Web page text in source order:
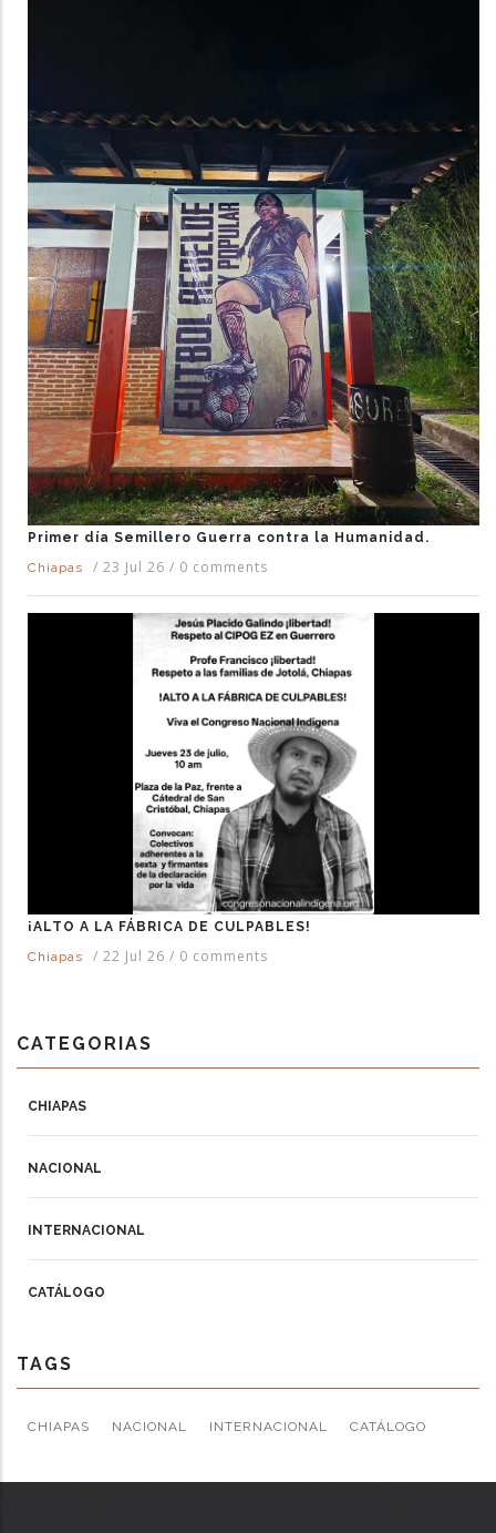
Primer día Semillero Guerra contra la Humanidad.
Chiapas
/ 23 Jul 26 / 0 comments
¡ALTO A LA FÁBRICA DE CULPABLES!
Chiapas
/ 22 Jul 26 / 0 comments
CATEGORIAS
CHIAPAS
NACIONAL
INTERNACIONAL
CATÁLOGO
TAGS
CHIAPAS NACIONAL INTERNACIONAL CATÁLOGO